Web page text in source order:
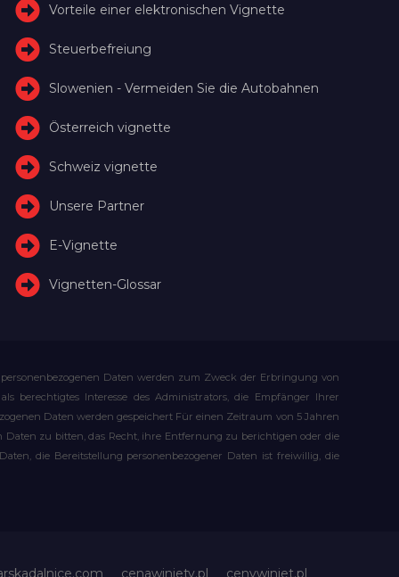
Vorteile einer elektronischen Vignette
Steuerbefreiung
Slowenien - Vermeiden Sie die Autobahnen
Österreich vignette
Schweiz vignette
Unsere Partner
E-Vignette
Vignetten-Glossar
Daten werden zum Zweck der Erbringung von
berechtigtes Interesse des Administrators, die Empfänger Ihrer
Daten werden gespeichert Für einen Zeitraum von 5 Jahren
Daten zu bitten, das Recht, ihre Entfernung zu berichtigen oder die
die Bereitstellung personenbezogener Daten ist freiwillig, die
cenawiniety.pl cenywiniet.pl